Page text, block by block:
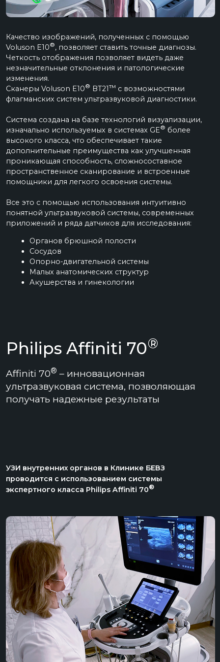
Инновации, реализованные в системе, удовлетворяют
потребности ультразвуковой диагностики с высокой
®
достоверность диагностики, максимальное
быстродействие и надежность. Позволяет проводить
обследование даже технически сложных больных.
способствуют повышению уровня медицинского
обслуживания.
В Клинике БЕВЗ ультразвуковая система Philips Affiniti
применяется для проведения исследований в
области акушерства и гинекологии, кардиологии,
эффективную и надежную работу. Точность и
интуитивно-понятный интерфейс позволяют
ИМЕЮТСЯ ПРОТИВОПОКАЗАНИЯ НЕОБХОДИМА
КОНСУЛЬТАЦИЯ СПЕЦИАЛИСТА
ЗАПИСАТЬСЯ
Специалисты
Лицензия
Фото-обзор клиники Информация об аборте
Контакты
Генеральный директор
Главный врач
Прайс
+7 473 200-10-00
Работаем без выходных
с 8:00 до 21:00
ВСЕ УСЛУГИ КЛИНИКИ
ул. Кольцовская, 12 б
Воронеж, Россия